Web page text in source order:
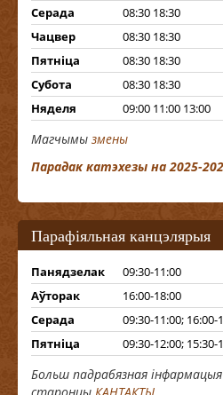
Серада
08:30 18:30
Чацвер
08:30 18:30
Пятніца
08:30 18:30
Субота
08:30 18:30
Няделя
09:00 11:00 13:00
Магчымы змены
Парадак катэхезы на 2025-
Парафіяльная канцэлярыя
Панядзелак
09:30-11:00
Аўторак
16:00-18:00
Серада
09:30-11:00; 16:00-
Пятніца
09:30-12:00; 15:30-
Больш падрабязная інфармацыя